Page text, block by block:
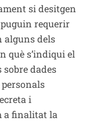
si desitgen
requerir
alguns dels
què s’indiqui el
sobre dades
i
a finalitat la